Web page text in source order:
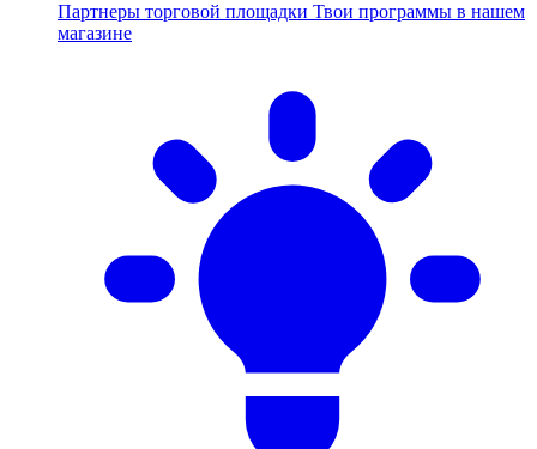
Партнеры торговой площадки Твои программы в нашем
магазине